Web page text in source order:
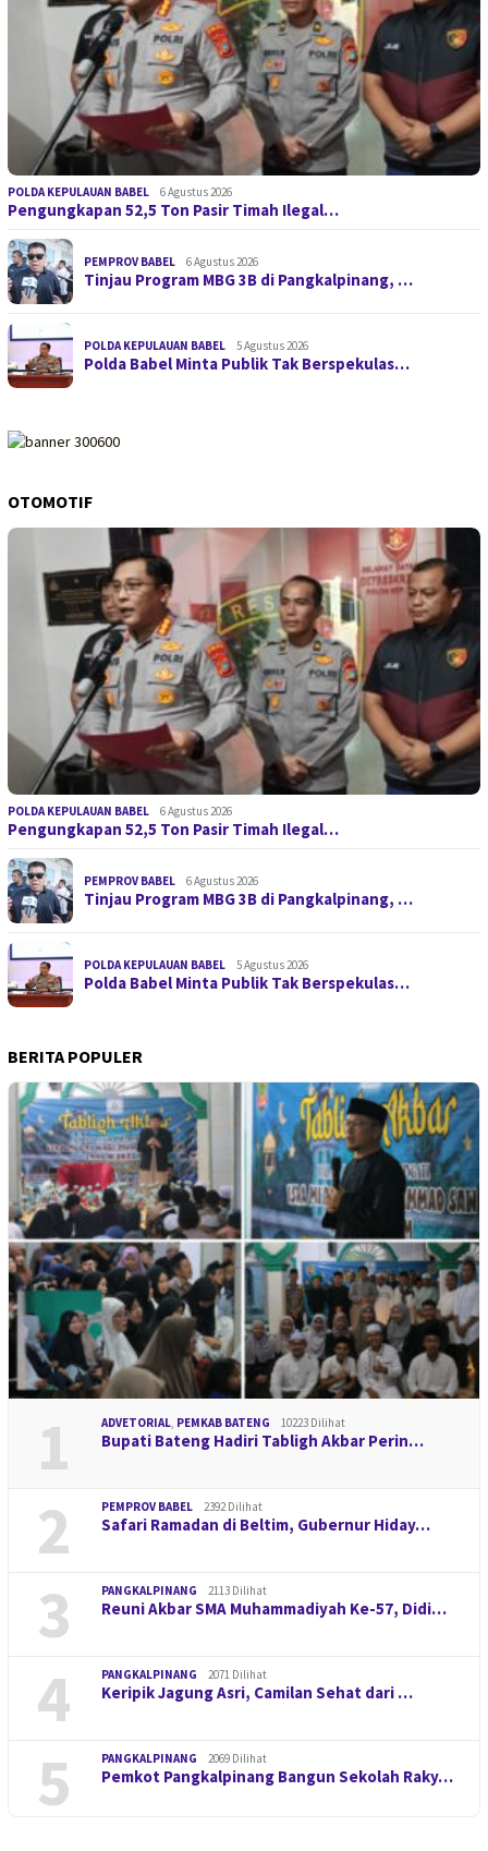
POLDA KEPULAUAN BABEL 6 Agustus 2026
Pengungkapan 52,5 Ton Pasir Timah Ilegal…
PEMPROV BABEL 6 Agustus 2026
Tinjau Program MBG 3B di Pangkalpinang, …
POLDA KEPULAUAN BABEL 5 Agustus 2026
Polda Babel Minta Publik Tak Berspekulas…
OTOMOTIF
POLDA KEPULAUAN BABEL 6 Agustus 2026
Pengungkapan 52,5 Ton Pasir Timah Ilegal…
PEMPROV BABEL 6 Agustus 2026
Tinjau Program MBG 3B di Pangkalpinang, …
POLDA KEPULAUAN BABEL 5 Agustus 2026
Polda Babel Minta Publik Tak Berspekulas…
BERITA POPULER
1 ADVETORIAL PEMKAB BATENG 10223 Dilihat
Bupati Bateng Hadiri Tabligh Akbar Perin…
2 PEMPROV BABEL 2392 Dilihat
Safari Ramadan di Beltim, Gubernur Hiday…
3 PANGKALPINANG 2113 Dilihat
Reuni Akbar SMA Muhammadiyah Ke-57, Didi…
4 PANGKALPINANG 2071 Dilihat
Keripik Jagung Asri, Camilan Sehat dari …
5 PANGKALPINANG 2069 Dilihat
Pemkot Pangkalpinang Bangun Sekolah Raky…